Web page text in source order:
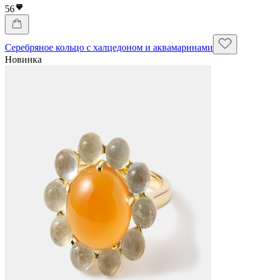
56
Серебряное кольцо с халцедоном и аквамаринами
Новинка